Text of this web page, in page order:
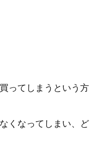
ってしまうという方
くなってしまい、ど